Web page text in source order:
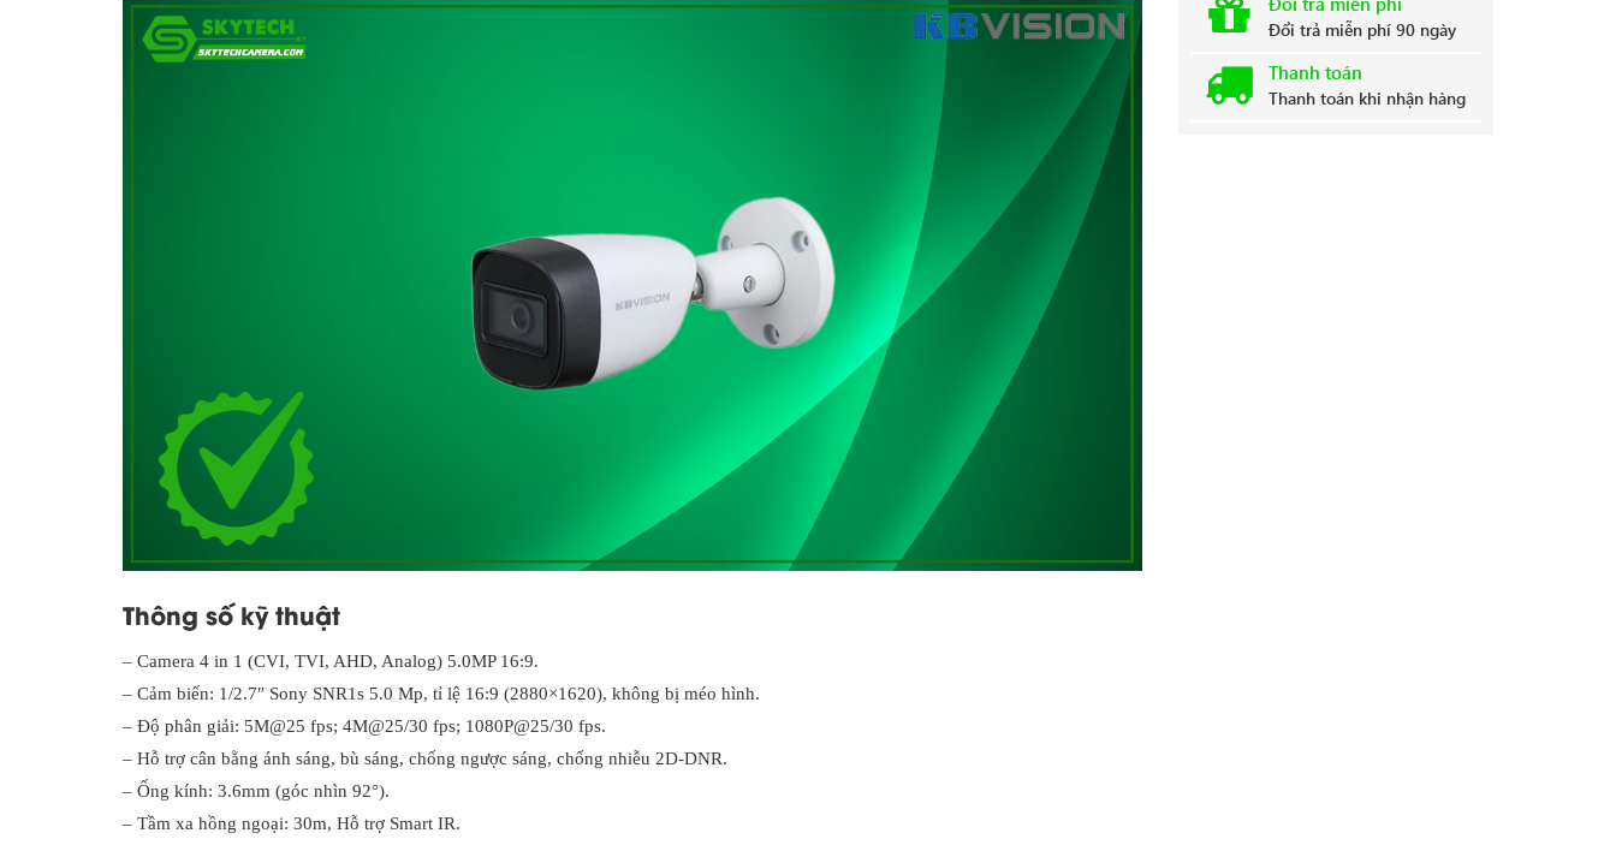
Thông số kỹ thuật
– Camera 4 in 1 (CVI, TVI, AHD, Analog) 5.0MP 16:9.
– Cảm biến: 1/2.7″ Sony SNR1s 5.0 Mp, tỉ lệ 16:9 (2880×1620), không bị méo hình.
– Độ phân giải: 5M@25 fps; 4M@25/30 fps; 1080P@25/30 fps.
– Hỗ trợ cân bằng ánh sáng, bù sáng, chống ngược sáng, chống nhiễu 2D-DNR.
– Ống kính: 3.6mm (góc nhìn 92°).
– Tầm xa hồng ngoại: 30m, Hỗ trợ Smart IR.
Đổi trả miễn phí 90 ngày
Thanh toán
Thanh toán khi nhận hàng